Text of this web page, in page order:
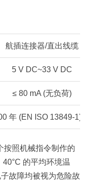
航插连接器/直出线缆
5 V DC~33 V DC
≤ 80 mA (无负荷)
年 (EN ISO 13849-1)
按照机械指令制作的
的平均环境温
故障均被视为危险故